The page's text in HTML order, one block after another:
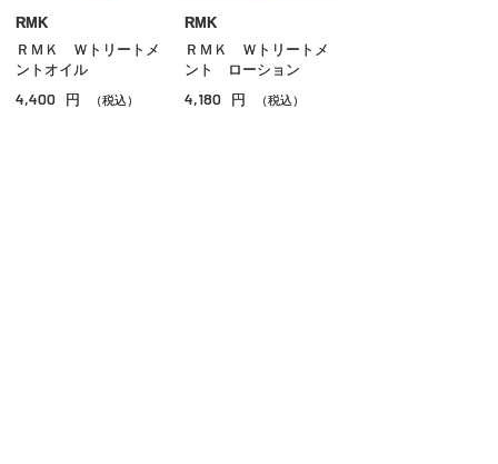
美容液
オイル
アイケア
RMK
ＲＭＫ Ｗトリートメ
ントオイル
4,400 円 （税込）
RMK
ＲＭＫ Ｗトリートメ
ント ローション
4,180 円 （税込）